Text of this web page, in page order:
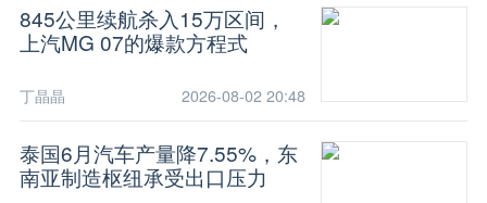
845公里续航杀入15万区间，
上汽MG 07的爆款方程式
丁晶晶 2026-08-02 20:48
泰国6月汽车产量降7.55%，东
南亚制造枢纽承受出口压力